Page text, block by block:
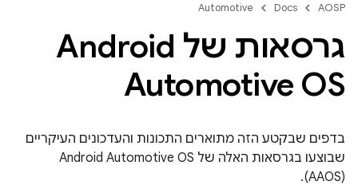
AOSP
Docs
Automotive
גרסאות של Android
Automotive OS
בדפים שבקטע הזה מתוארים התכונות והעדכונים העיקריים
(AAOS).